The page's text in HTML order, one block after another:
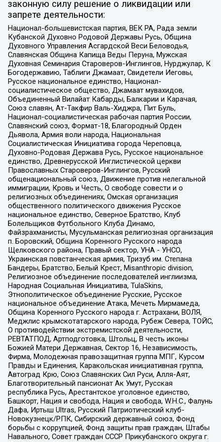
законную силу решение о ликвидации или
запрете деятельности:
Национал-большевистская партия, ВЕК РА, Рада земли
Кубанской Духовно Родовой Державы Русь, Община
Духовного Управления Асгардской Веси Беловодья,
Славянская Община Капища Веды Перуна, Мужская
Духовная Семинария Староверов-Инглингов, Нурджулар, К
Богодержавию, Таблиги Джамаат, Свидетели Иеговы,
Русское национальное единство, Национал-
социалистическое общество, Джамаат мувахидов,
Объединенный Вилайат Кабарды, Балкарии и Карачая,
Союз славян, Ат-Такфир Валь-Хиджра, Пит Буль,
Национал-социалистическая рабочая партия России,
Славянский союз, Формат-18, Благородный Орден
Дьявола, Армия воли народа, Национальная
Социалистическая Инициатива города Череповца,
Духовно-Родовая Держава Русь, Русское национальное
единство, Древнерусской Инглистической церкви
Православных Староверов-Инглингов, Русский
общенациональный союз, Движение против нелегальной
иммиграции, Кровь и Честь, О свободе совести и о
религиозных объединениях, Омская организация
общественного политического движения Русское
национальное единство, Северное Братство, Клуб
Болельщиков Футбольного Клуба Динамо,
Файзрахманисты, Мусульманская религиозная организация
п. Боровский, Община Коренного Русского народа
Щелковского района, Правый сектор, УНА - УНСО,
Украинская повстанческая армия, Тризуб им. Степана
Бандеры, Братство, Белый Крест, Misanthropic division,
Религиозное объединение последователей инглиизма,
Народная Социальная Инициатива, TulaSkins,
Этнополитическое объединение Русские, Русское
национальное объединение Атака, Мечеть Мирмамеда,
Община Коренного Русского народа г. Астрахани, ВОЛЯ,
Меджлис крымскотатарского народа, Рубеж Севера, ТОЙС,
О противодействии экстремистской деятельности,
РЕВТАТПОД, Артподготовка, Штольц, В честь иконы
Божией Матери Державная, Сектор 16, Независимость,
Фирма, Молодежная правозащитная группа МПГ, Курсом
Правды и Единения, Каракольская инициативная группа,
Автоград Крю, Союз Славянских Сил Руси, Алля-Аят,
Благотворительный пансионат Ак Умут, Русская
республика Русь, Арестантское уголовное единство,
Башкорт, Нация и свобода, Нация и свобода, W.H.С., Фалунь
Дафа, Иртыш Ultras, Русский Патриотический клуб-
Новокузнецк/РПК, Сибирский державный союз, Фонд
борьбы с коррупцией, Фонд защиты прав граждан, Штабы
Навального, Совет граждан СССР Прикубанского округа г.